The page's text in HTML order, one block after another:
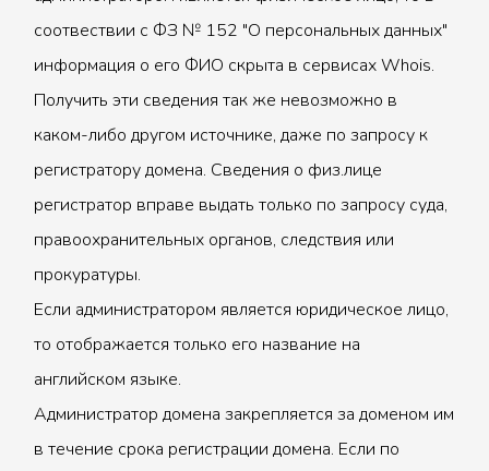
соотвествии с ФЗ № 152 "О персональных данных"
информация о его ФИО скрыта в сервисах Whois.
Получить эти сведения так же невозможно в
каком-либо другом источнике, даже по запросу к
регистратору домена. Сведения о физ.лице
регистратор вправе выдать только по запросу суда,
правоохранительных органов, следствия или
прокуратуры.
Если администратором является юридическое лицо,
то отображается только его название на
английском языке.
Администратор домена закрепляется за доменом им
в течение срока регистрации домена. Если по